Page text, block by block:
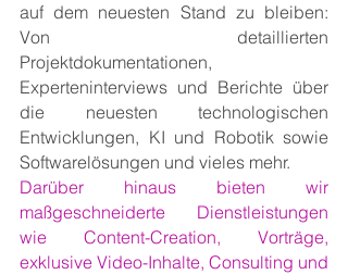
auf dem neuesten Stand zu bleiben:
Von detaillierten
Projektdokumentationen,
Experteninterviews und Berichte über
die neuesten technologischen
Entwicklungen, KI und Robotik sowie
Softwarelösungen und vieles mehr.
Darüber hinaus bieten wir
maßgeschneiderte Dienstleistungen
wie Content-Creation, Vorträge,
exklusive Video-Inhalte, Consulting und